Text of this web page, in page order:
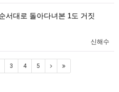
서대로 돌아다녀본 1도 거짓
신해수
3 4 5